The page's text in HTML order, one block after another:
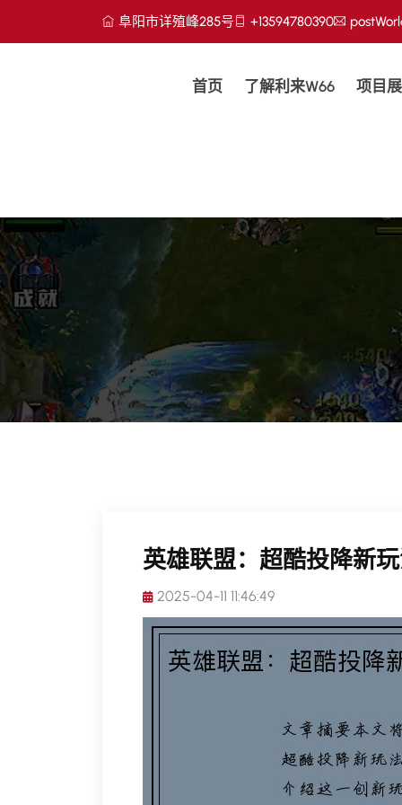
阜阳市详殖峰285号 +13594780390
首页 了解利来w66 项目
英雄联盟：超酷投降新
2025-04-11 11:46:49